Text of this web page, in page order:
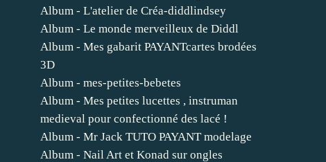
Album - L'atelier de Créa-diddlindsey
Album - Le monde merveilleux de Diddl
Album - Mes gabarit PAYANTcartes brodées
3D
Album - mes-petites-bebetes
Album - Mes petites lucettes , instruman
medieval pour confectionné des lacé !
Album - Mr Jack TUTO PAYANT modelage
Album - Nail Art et Konad sur ongles